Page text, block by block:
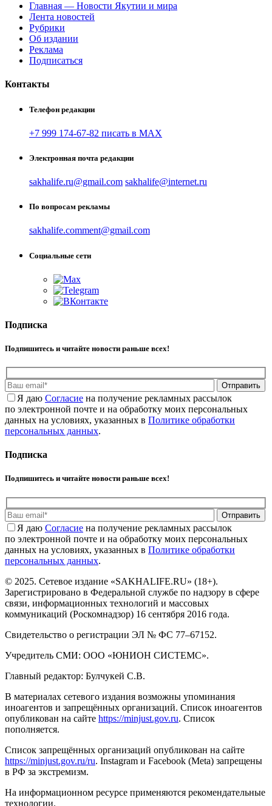
Главная — Новости Якутии и мира
Лента новостей
Рубрики
Об издании
Реклама
Подписаться
Контакты
Телефон редакции
+7 999 174-67-82 писать в MAX
Электронная почта редакции
sakhalife.ru@gmail.com sakhalife@internet.ru
По вопросам рекламы
sakhalife.comment@gmail.com
Социальные сети
Подписка
Подпишитесь и читайте новости раньше всех!
Отправить
Я даю Cогласие на получение рекламных рассылок
по электронной почте и на обработку моих персональных
данных на условиях, указанных в Политике обработки
персональных данных.
Подписка
Подпишитесь и читайте новости раньше всех!
Отправить
Я даю Cогласие на получение рекламных рассылок
по электронной почте и на обработку моих персональных
данных на условиях, указанных в Политике обработки
персональных данных.
© 2025. Сетевое издание «SAKHALIFE.RU» (18+).
Зарегистрировано в Федеральной службе по надзору в сфере
связи, информационных технологий и массовых
коммуникаций (Роскомнадзор) 16 сентября 2016 года.
Свидетельство о регистрации ЭЛ № ФС 77–67152.
Учредитель СМИ: ООО «ЮНИОН СИСТЕМС».
Главный редактор: Булчукей С.В.
В материалах сетевого издания возможны упоминания
иноагентов и запрещённых организаций. Список иноагентов
опубликован на сайте https://minjust.gov.ru. Список
пополняется.
Список запрещённых организаций опубликован на сайте
https://minjust.gov.ru/ru. Instagram и Facebook (Metа) запрещены
в РФ за экстремизм.
На информационном ресурсе применяются рекомендательные
технологии.